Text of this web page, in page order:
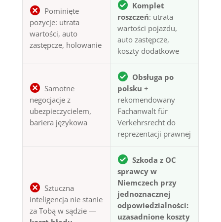
Pominięte
pozycje: utrata
wartości, auto
zastępcze, holowanie
Komplet
roszczeń: utrata
wartości pojazdu,
auto zastępcze,
koszty dodatkowe
Samotne
negocjacje z
ubezpieczycielem,
bariera językowa
Obsługa po
polsku +
rekomendowany
Fachanwalt für
Verkehrsrecht do
reprezentacji prawnej
Sztuczna
inteligencja nie stanie
za Tobą w sądzie —
Szkoda z OC
sprawcy w
Niemczech przy
jednoznacznej
odpowiedzialności:
uzasadnione koszty